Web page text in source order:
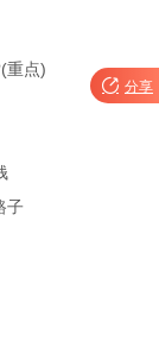
重点)
子
 分享